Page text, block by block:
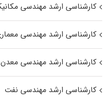
کارشناسی ارشد مهندسی
کارشناسی ارشد مهندسی
کارشناسی ارشد مهندسی معدن
کارشناسی ارشد مهندسی نفت